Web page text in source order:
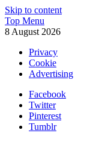
Skip to content
Top Menu
8 August 2026
Privacy
Cookie
Advertising
Facebook
Twitter
Pinterest
Tumblr